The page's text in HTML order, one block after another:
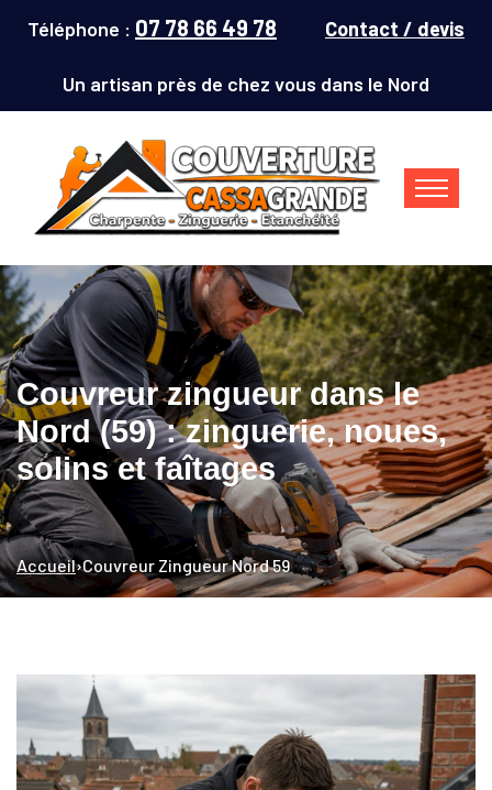
Téléphone : 07 78 66 49 78 Contact / devis
Un artisan près de chez vous dans le Nord
Couvreur zingueur dans le
Nord (59) : zinguerie, noues,
solins et faîtages
Accueil›Couvreur Zingueur Nord 59